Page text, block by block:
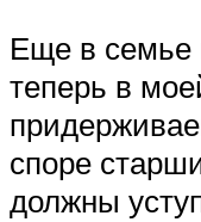
Еще в семье
теперь в
споре
должны